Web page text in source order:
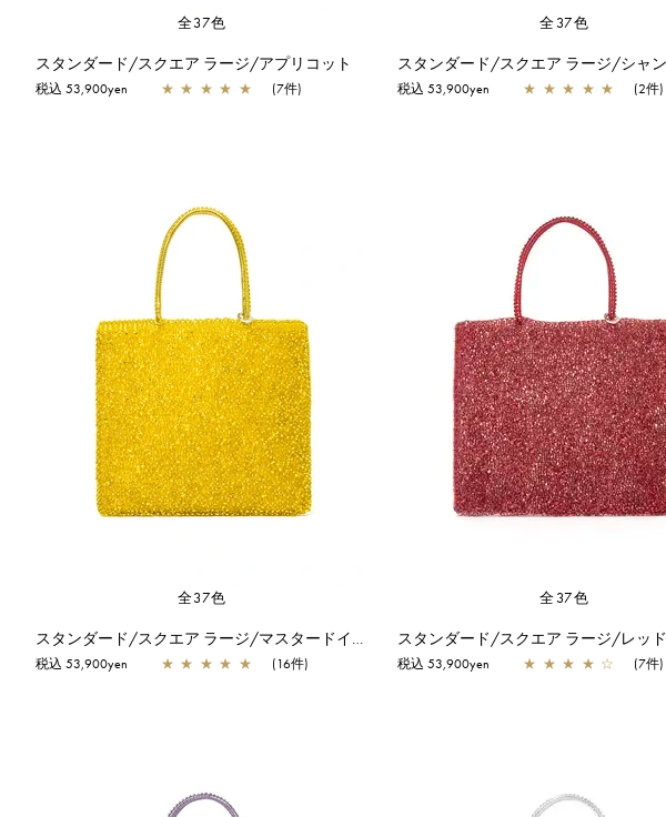
全37色
スタンダード/スクエア ラージ/アプリコット
税込 53,900yen ★ ★ ★ ★ ★ (7件)
全37色
税込 53,900yen ★ ★ ★ ★ ★ (2件)
全37色
スタンダード/スクエア ラージ/マスタードイエロー
税込 53,900yen ★ ★ ★ ★ ★ (16件)
全37色
スタンダード/スクエア ラージ/レッド
税込 53,900yen ★ ★ ★ ★ ☆ (7件)